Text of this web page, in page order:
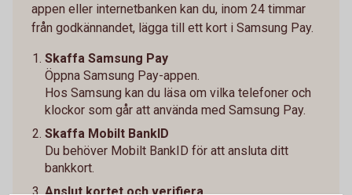
appen eller internetbanken kan du, inom 24 timmar
från godkännandet, lägga till ett kort i Samsung Pay.
Skaffa Samsung Pay
Öppna Samsung Pay-appen.
Hos Samsung kan du läsa om vilka telefoner och
klockor som går att använda med Samsung Pay.
Skaffa Mobilt BankID
Du behöver Mobilt BankID för att ansluta ditt
bankkort.
Anslut kortet och verifiera